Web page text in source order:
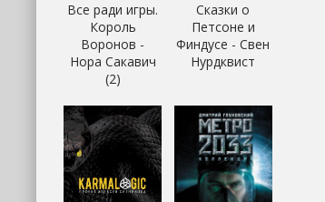
Все ради игры.
Король
Воронов -
Нора Сакавич
(2)
Сказки о
Петсоне и
Финдусе - Свен
Нурдквист